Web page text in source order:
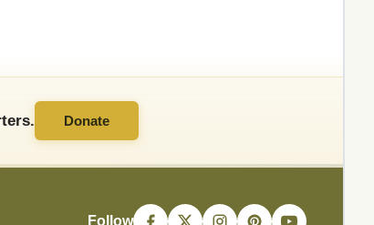
Donate
Follow